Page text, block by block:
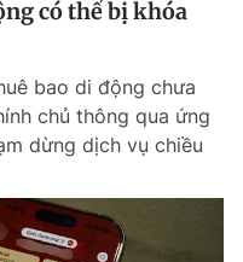
có thể bị khóa
bao di động chưa
chủ thông qua ứng
dừng dịch vụ chiều